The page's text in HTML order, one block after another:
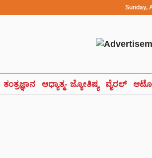
Sunday,
ತಂತ್ರಜ್ಞಾನ ಆಧ್ಯಾತ್ಮ- ಜ್ಯೋತಿಷ್ಯ ವೈರಲ್